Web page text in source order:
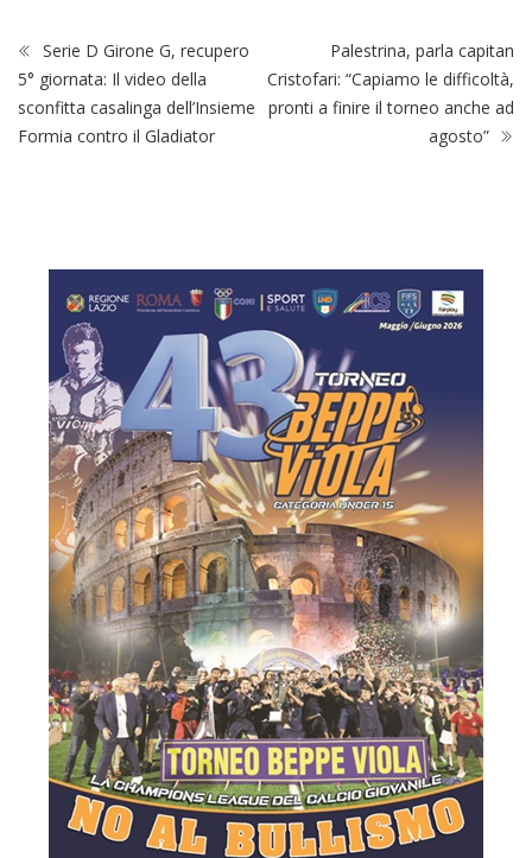
Serie D Girone G, recupero
5° giornata: Il video della
sconfitta casalinga dell’Insieme
Formia contro il Gladiator
Palestrina, parla capitan
Cristofari: “Capiamo le difficoltà,
pronti a finire il torneo anche ad
agosto”